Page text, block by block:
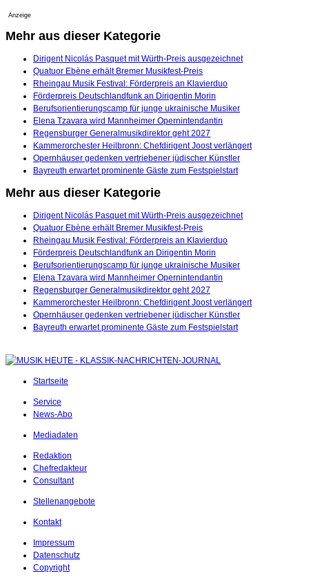
Anzeige
Mehr aus dieser Kategorie
Dirigent Nicolás Pasquet mit Würth-Preis ausgezeichnet
Quatuor Ebène erhält Bremer Musikfest-Preis
Rheingau Musik Festival: Förderpreis an Klavierduo
Förderpreis Deutschlandfunk an Dirigentin Morin
Berufsorientierungscamp für junge ukrainische Musiker
Elena Tzavara wird Mannheimer Opernintendantin
Regensburger Generalmusikdirektor geht 2027
Kammerorchester Heilbronn: Chefdirigent Joost verlängert
Opernhäuser gedenken vertriebener jüdischer Künstler
Bayreuth erwartet prominente Gäste zum Festspielstart
Mehr aus dieser Kategorie
Dirigent Nicolás Pasquet mit Würth-Preis ausgezeichnet
Quatuor Ebène erhält Bremer Musikfest-Preis
Rheingau Musik Festival: Förderpreis an Klavierduo
Förderpreis Deutschlandfunk an Dirigentin Morin
Berufsorientierungscamp für junge ukrainische Musiker
Elena Tzavara wird Mannheimer Opernintendantin
Regensburger Generalmusikdirektor geht 2027
Kammerorchester Heilbronn: Chefdirigent Joost verlängert
Opernhäuser gedenken vertriebener jüdischer Künstler
Bayreuth erwartet prominente Gäste zum Festspielstart
Startseite
Service
News-Abo
Mediadaten
Redaktion
Chefredakteur
Consultant
Stellenangebote
Kontakt
Impressum
Datenschutz
Copyright